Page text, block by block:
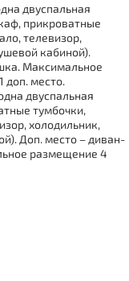
двуспальная
прикроватные
телевизор,
кабиной).
Максимальное
доп. место.
двуспальная
тумбочки,
холодильник,
Доп. место – диван-
размещение 4